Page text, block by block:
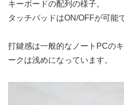
キーボードの配列の様子。
タッチパッドはON/OFFが可能
打鍵感は一般的なノートPCの
ークは浅めになっています。